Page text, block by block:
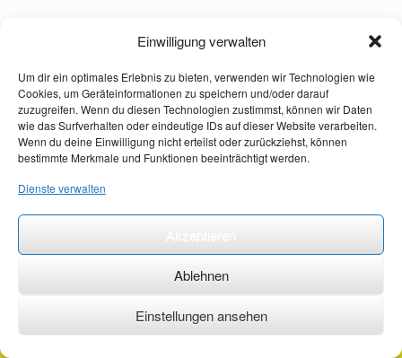
Einwilligung verwalten
Um dir ein optimales Erlebnis zu bieten, verwenden wir Technologien wie
Cookies, um Geräteinformationen zu speichern und/oder darauf
zuzugreifen. Wenn du diesen Technologien zustimmst, können wir Daten
wie das Surfverhalten oder eindeutige IDs auf dieser Website verarbeiten.
Wenn du deine Einwilligung nicht erteilst oder zurückziehst, können
bestimmte Merkmale und Funktionen beeinträchtigt werden.
Dienste verwalten
Ablehnen
Einstellungen ansehen
©2026 ·erstehilfekurs-mauch.de ·AGB ·Datenschutzerklärung ·Impressum ·